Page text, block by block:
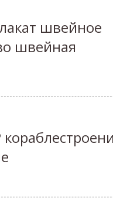
швейное
швейная